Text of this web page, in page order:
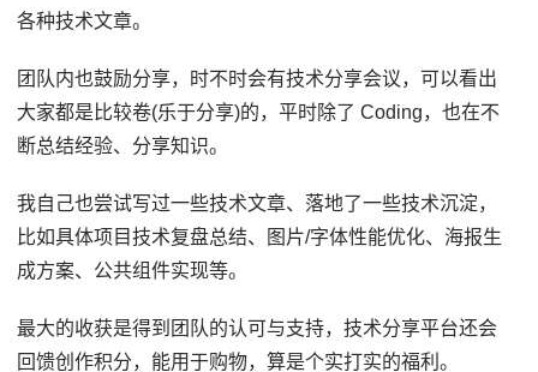
各种技术文章。
团队内也鼓励分享，时不时会有技术分享会议，可以看出
大家都是比较卷(乐于分享)的，平时除了 Coding，也在不
断总结经验、分享知识。
我自己也尝试写过一些技术文章、落地了一些技术沉淀，
比如具体项目技术复盘总结、图片/字体性能优化、海报生
成方案、公共组件实现等。
最大的收获是得到团队的认可与支持，技术分享平台还会
回馈创作积分，能用于购物，算是个实打实的福利。